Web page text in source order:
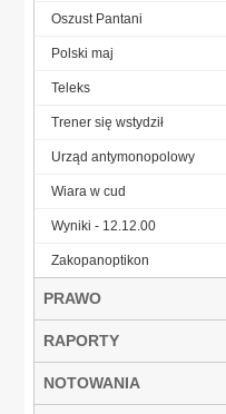
Oszust Pantani
Polski maj
Teleks
Trener się wstydził
Urząd antymonopolowy
Wiara w cud
Wyniki - 12.12.00
Zakopanoptikon
PRAWO
RAPORTY
NOTOWANIA